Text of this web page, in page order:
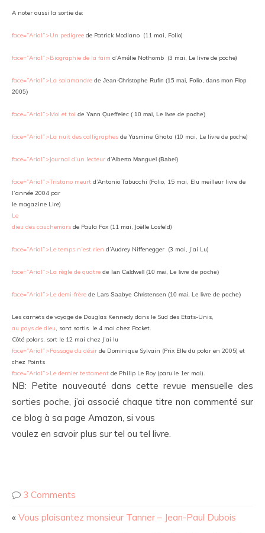
A noter aussi la sortie de:
face=”Arial”>Un pedigree de Patrick Modiano (11 mai, Folio)
face=”Arial”>Biographie de la faim d’Amélie Nothomb (3 mai, Le livre de poche)
face=”Arial”>La salamandre de Jean-Christophe Rufin (15 mai, Folio, dans mon Flop
2005)
face=”Arial”>Moi et toi de Yann Queffelec ( 10 mai, Le livre de poche)
face=”Arial”>La nuit des calligraphes de Yasmine Ghata (10 mai, Le livre de poche)
face=”Arial”>Journal d’un lecteur d’Alberto Manguel (Babel)
face=”Arial”>Tristano meurt d’Antonio Tabucchi (Folio, 15 mai, Elu meilleur livre de
l’année 2004 par
le magazine Lire)
Le
dieu des cauchemars de Paula Fox (11 mai, Joëlle Losfeld)
face=”Arial”>Le temps n’est rien d’Audrey Niffenegger (3 mai, J’ai Lu)
face=”Arial”>La règle de quatre de Ian Caldwell (10 mai, Le livre de poche)
face=”Arial”>Le demi-frère de Lars Saabye Christensen (10 mai, Le livre de poche)
Les carnets de voyage de Douglas Kennedy dans le Sud des Etats-Unis,
au pays de dieu, sont sortis le 4 mai chez Pocket.
Côté polars, sort le 12 mai chez J’ai lu
face=”Arial”>Passage du désir de Dominique Sylvain (Prix Elle du polar en 2005) et
chez Points
face=”Arial”>Le dernier testament de Philip Le Roy (paru le 1er mai).
NB: Petite nouveauté dans cette revue mensuelle des
sorties poche, j’ai associé chaque titre non commenté sur
ce blog à sa page Amazon, si vous
voulez en savoir plus sur tel ou tel livre.
3 Comments
« Vous plaisantez monsieur Tanner – Jean-Paul Dubois